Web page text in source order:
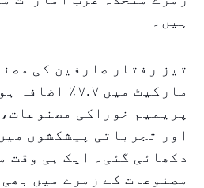
ہیں۔
مارکیٹ میں ۷.۷٪
پریمیم خوراکی
اور تجرباتی پیشکشوں
دکھائی گئی۔ ایک ہی وقت